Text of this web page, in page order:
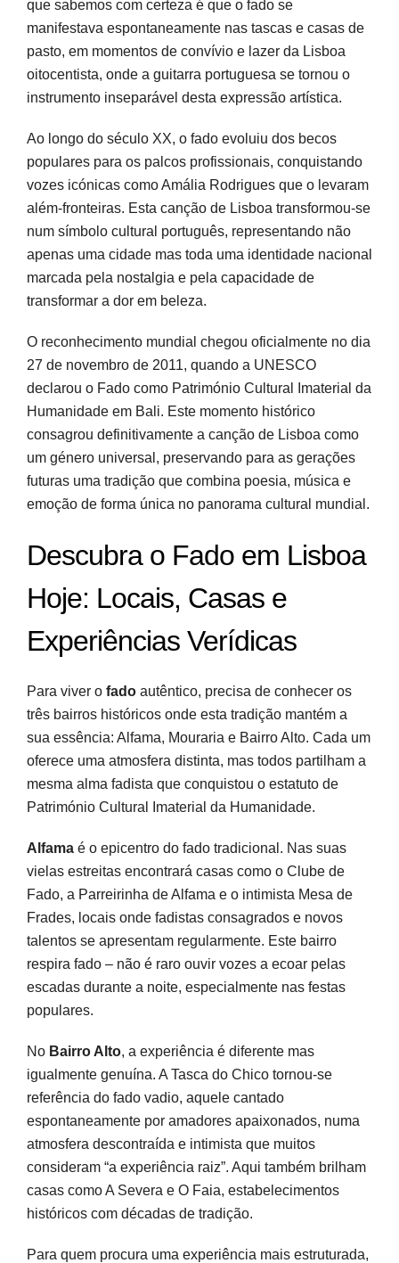
que sabemos com certeza é que o fado se
manifestava espontaneamente nas tascas e casas de
pasto, em momentos de convívio e lazer da Lisboa
oitocentista, onde a guitarra portuguesa se tornou o
instrumento inseparável desta expressão artística.
Ao longo do século XX, o fado evoluiu dos becos
populares para os palcos profissionais, conquistando
vozes icónicas como Amália Rodrigues que o levaram
além-fronteiras. Esta canção de Lisboa transformou-se
num símbolo cultural português, representando não
apenas uma cidade mas toda uma identidade nacional
marcada pela nostalgia e pela capacidade de
transformar a dor em beleza.
O reconhecimento mundial chegou oficialmente no dia
27 de novembro de 2011, quando a UNESCO
declarou o Fado como Património Cultural Imaterial da
Humanidade em Bali. Este momento histórico
consagrou definitivamente a canção de Lisboa como
um género universal, preservando para as gerações
futuras uma tradição que combina poesia, música e
emoção de forma única no panorama cultural mundial.
Descubra o Fado em Lisboa
Hoje: Locais, Casas e
Experiências Verídicas
Para viver o fado autêntico, precisa de conhecer os
três bairros históricos onde esta tradição mantém a
sua essência: Alfama, Mouraria e Bairro Alto. Cada um
oferece uma atmosfera distinta, mas todos partilham a
mesma alma fadista que conquistou o estatuto de
Património Cultural Imaterial da Humanidade.
Alfama é o epicentro do fado tradicional. Nas suas
vielas estreitas encontrará casas como o Clube de
Fado, a Parreirinha de Alfama e o intimista Mesa de
Frades, locais onde fadistas consagrados e novos
talentos se apresentam regularmente. Este bairro
respira fado – não é raro ouvir vozes a ecoar pelas
escadas durante a noite, especialmente nas festas
populares.
No Bairro Alto, a experiência é diferente mas
igualmente genuína. A Tasca do Chico tornou-se
referência do fado vadio, aquele cantado
espontaneamente por amadores apaixonados, numa
atmosfera descontraída e intimista que muitos
consideram “a experiência raiz”. Aqui também brilham
casas como A Severa e O Faia, estabelecimentos
históricos com décadas de tradição.
Para quem procura uma experiência mais estruturada,